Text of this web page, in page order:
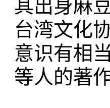
其出身麻
台湾文化
意识有相
等人的著作